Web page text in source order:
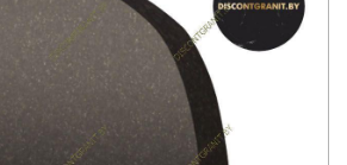
на памятники
на памятники
Отзывы